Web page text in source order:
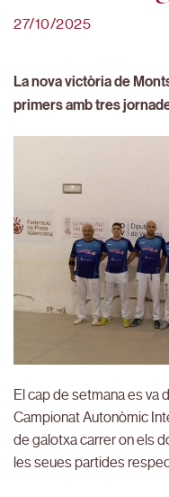
27/10/2025
La nova victòria de
primers amb tres
El cap de setmana es va
Campionat Autonòmic
de galotxa carrer on els
les seues partides